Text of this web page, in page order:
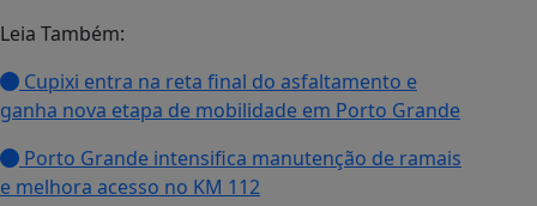
Leia Também:
Cupixi entra na reta final do asfaltamento e
ganha nova etapa de mobilidade em Porto Grande
Porto Grande intensifica manutenção de ramais
e melhora acesso no KM 112